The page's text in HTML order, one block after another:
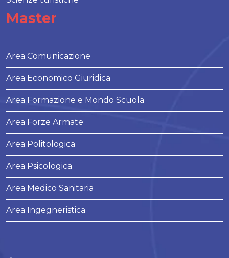
Master
Area Comunicazione
Area Economico Giuridica
Area Formazione e Mondo Scuola
Area Forze Armate
Area Politologica
Area Psicologica
Area Medico Sanitaria
Area Ingegneristica